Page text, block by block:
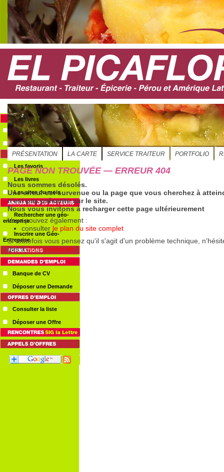
S'ABONNER
Evénements
Le GéoAgenda
Les favoris
Les livres
Les sites du mois
Rechercher une géo-
entreprise
Inscrire une Géo-
Entreprise
Banque de CV
Déposer une Demande
Consulter la liste
Déposer une Offre